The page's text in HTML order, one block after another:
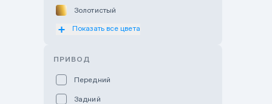
Золотистый
Оранжевый
Показать все цвета
ПРИВОД
Передний
Задний